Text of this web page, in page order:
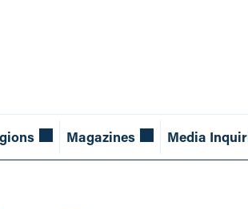
Magazines Media